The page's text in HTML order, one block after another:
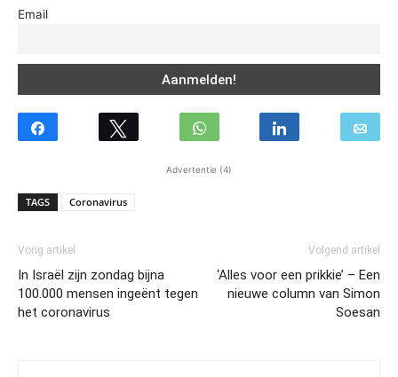
Email
Advertentie (4)
TAGS Coronavirus
Vorig artikel
In Israël zijn zondag bijna
100.000 mensen ingeënt tegen
het coronavirus
Volgend artikel
‘Alles voor een prikkie’ – Een
nieuwe column van Simon
Soesan